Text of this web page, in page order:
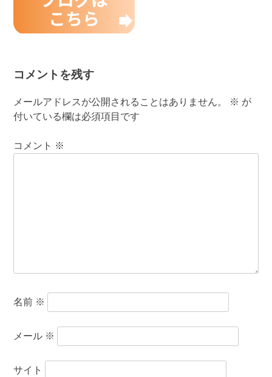
コメントを残す
メールアドレスが公開されることはありません。 ※ が
付いている欄は必須項目です
コメント ※
名前 ※
メール ※
サイト